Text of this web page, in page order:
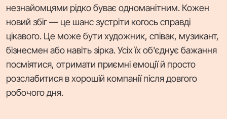
незнайомцями рідко буває одноманітним. Кожен
новий збіг — це шанс зустріти когось справді
цікавого. Це може бути художник, співак, музикант,
бізнесмен або навіть зірка. Усіх їх об'єднує бажання
посміятися, отримати приємні емоції й просто
розслабитися в хорошій компанії після довгого
робочого дня.